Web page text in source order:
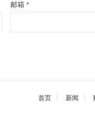
邮箱*
首页 新闻